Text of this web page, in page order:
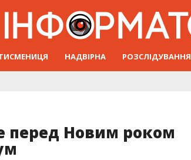
НАДВІРНА РОЗСЛІДУВАННЯ
перед Новим роком